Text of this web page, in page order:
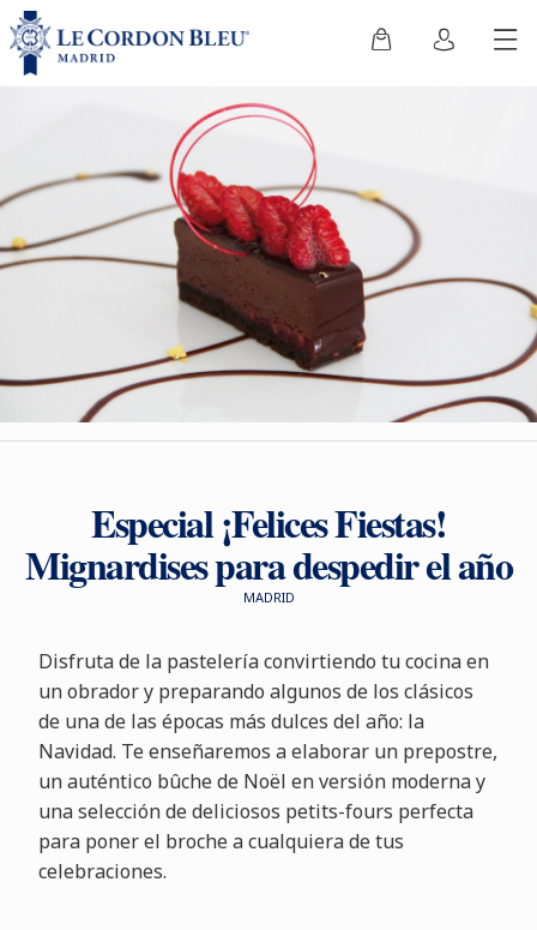
Especial ¡Felices Fiestas!
Mignardises para despedir el año
MADRID
Disfruta de la pastelería convirtiendo tu cocina en
un obrador y preparando algunos de los clásicos
de una de las épocas más dulces del año: la
Navidad. Te enseñaremos a elaborar un prepostre,
un auténtico bûche de Noël en versión moderna y
una selección de deliciosos petits-fours perfecta
para poner el broche a cualquiera de tus
celebraciones.